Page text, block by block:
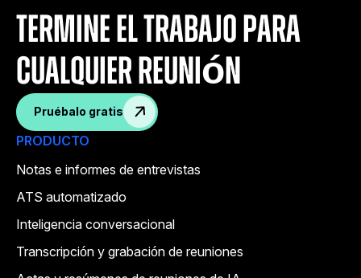
termine el trabajo para
cualquier reunión
Pruébalo gratis
PRODUCTO
Notas e informes de entrevistas
ATS automatizado
Inteligencia conversacional
Transcripción y grabación de reuniones